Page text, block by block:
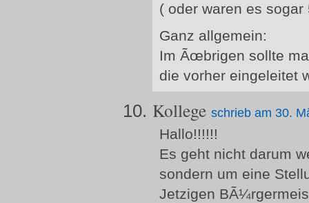
( oder waren es
Ganz allgemein:
Im Ãœbrigen sollte
die vorher eingeleitet
Kollege schrieb am 30.
Hallo!!!!!!
Es geht nicht darum
sondern um eine
Jetzigen